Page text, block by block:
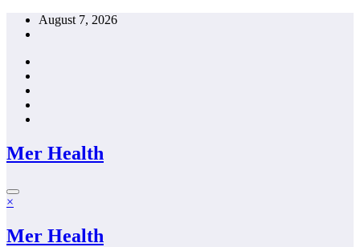
Skip
August 7, 2026
Mer Health
×
Mer Health